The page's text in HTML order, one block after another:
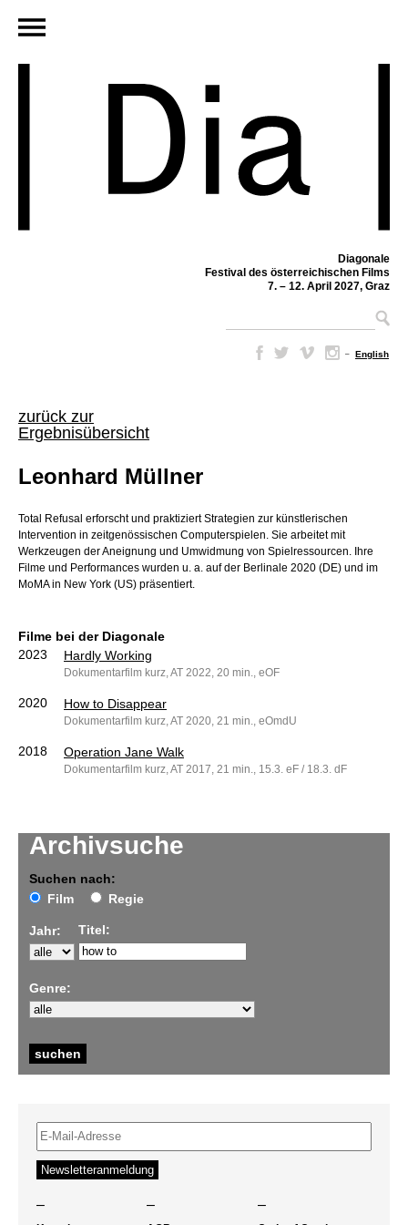
Diagonale
Festival des österreichischen Films
7. – 12. April 2027, Graz
– English
zurück zur
Ergebnisübersicht
Archivsuche
Suchen nach:
Film
Regie
Jahr: Titel:
Genre:
Leonhard Müllner
Total Refusal erforscht und praktiziert Strategien zur künstlerischen
Intervention in zeitgenössischen Computerspielen. Sie arbeitet mit
Werkzeugen der Aneignung und Umwidmung von Spielressourcen. Ihre
Filme und Performances wurden u. a. auf der Berlinale 2020 (DE) und im
MoMA in New York (US) präsentiert.
Filme bei der Diagonale
2023
Hardly Working
Dokumentarfilm kurz, AT 2022, 20 min., eOF
2020 How to Disappear
Dokumentarfilm kurz, AT 2020, 21 min., eOmdU
2018 Operation Jane Walk
Dokumentarfilm kurz, AT 2017, 21 min., 15.3. eF / 18.3. dF
– – –